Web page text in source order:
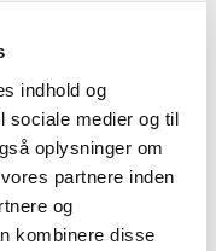
indhold og
sociale medier og til
oplysninger om
partnere inden
og
kombinere disse